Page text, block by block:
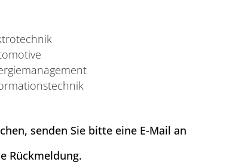
senden Sie bitte eine E-Mail an
Rückmeldung.